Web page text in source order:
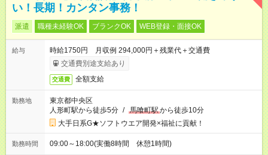
い！長期！カンタン事務！
派遣 職種未経験OK ブランクOK WEB登録・面接OK
給与
時給1750円 月収例 294,000円＋残業代＋交通費
交通費別途支給あり
交通費 全額支給
勤務地
東京都中央区
人形町駅から徒歩5分 / 馬喰町駅から徒歩10分
大手日系G★ソフトウエア開発×福祉に貢献！
勤務時間 09:00～18:00(実働8時間 休憩1時間)